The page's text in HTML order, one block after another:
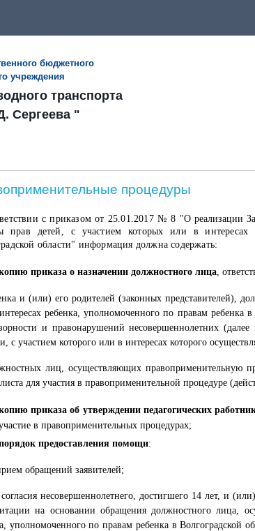
бюджетного
учреждения
транспорта
Сергеева "
процедуры
с приказом от 25.01.2017 № 8 "О реализации
прав детей, с участием которых или в интересах
области" информация должна содержать:
приказа о назначении должностного лица,
и (или) его родителей (законных представителей),
ребенка, уполномоченного по правам ребенка
и правонарушений несовершеннолетних (далее
с участием которого или в интересах которого
лиц, осуществляющих правоприменительную
для участия в правоприменительной процедуре
приказа об утверждении педагогических
в правоприменительных процедурах;
предоставления помощи:
обращений заявителей;
согласия несовершеннолетнего, достигшего 14 лет, и
на основании обращения должностного лица,
уполномоченного по правам ребенка в Волгоградской